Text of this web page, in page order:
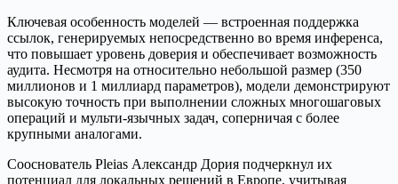
Ключевая особенность моделей — встроенная поддержка
ссылок, генерируемых непосредственно во время инференса,
что повышает уровень доверия и обеспечивает возможность
аудита. Несмотря на относительно небольшой размер (350
миллионов и 1 миллиард параметров), модели демонстрируют
высокую точность при выполнении сложных многошаговых
операций и мульти-язычных задач, соперничая с более
крупными аналогами.
Сооснователь Pleias Александр Дория подчеркнул их
потенциал для локальных решений в Европе, учитывая